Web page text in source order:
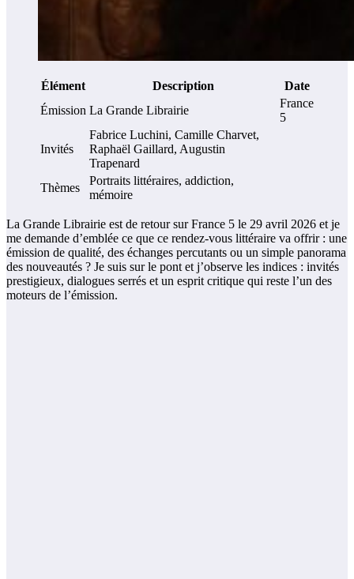
Élément Description
Date
Émission La Grande Librairie
France
5
Invités
Fabrice Luchini, Camille Charvet,
Raphaël Gaillard, Augustin
Trapenard
Thèmes
Portraits littéraires, addiction,
mémoire
La Grande Librairie est de retour sur France 5 le 29 avril 2026 et je
me demande d’emblée ce que ce rendez-vous littéraire va offrir : une
émission de qualité, des échanges percutants ou un simple panorama
des nouveautés ? Je suis sur le pont et j’observe les indices : invités
prestigieux, dialogues serrés et un esprit critique qui reste l’un des
moteurs de l’émission.